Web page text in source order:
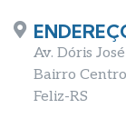
Av. Dóris
Bairro Centro
Feliz-RS